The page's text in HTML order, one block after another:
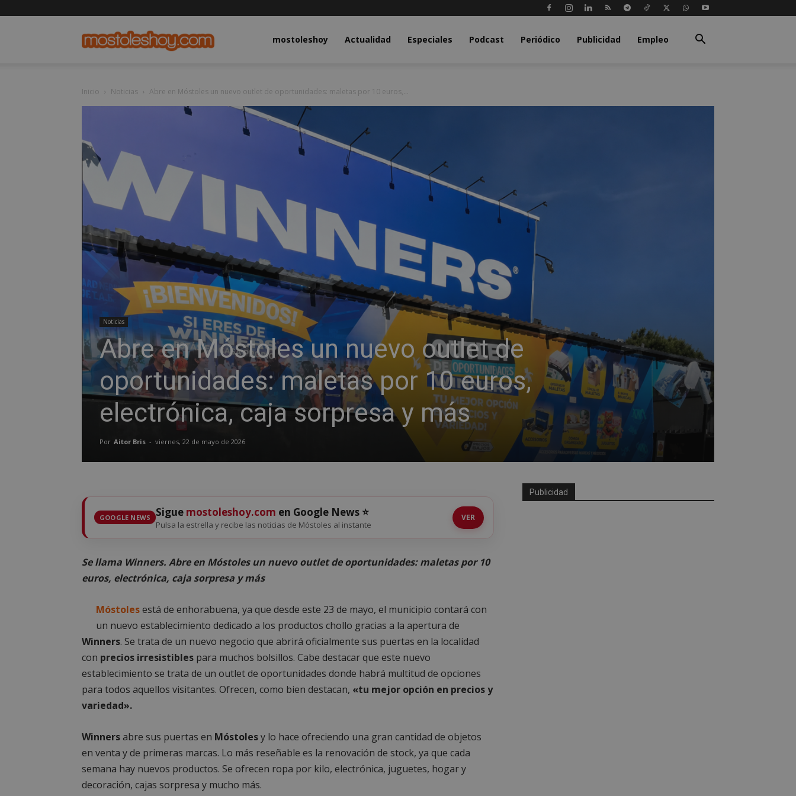
mostoleshoy.commostoleshoy Actualidad Especiales Podcast Periódico Publicidad Empleo
Inicio Noticias Abre en Móstoles un nuevo outlet de oportunidades: maletas por 10 euros,...
Noticias
Abre en Móstoles un nuevo outlet de
oportunidades: maletas por 10 euros,
electrónica, caja sorpresa y más
Por Aitor Bris - viernes, 22 de mayo de 2026
GOOGLE NEWS Sigue mostoleshoy.com en Google News ⭐
Pulsa la estrella y recibe las noticias de Móstoles al instante
VER
Se llama Winners. Abre en Móstoles un nuevo outlet de oportunidades: maletas por 10
euros, electrónica, caja sorpresa y más
Móstolesestá de enhorabuena, ya que desde este 23 de mayo, el municipio contará con
un nuevo establecimiento dedicado a los productos chollo gracias a la apertura de
Winners. Se trata de un nuevo negocio que abrirá oficialmente sus puertas en la localidad
con precios irresistibles para muchos bolsillos. Cabe destacar que este nuevo
establecimiento se trata de un outlet de oportunidades donde habrá multitud de opciones
para todos aquellos visitantes. Ofrecen, como bien destacan, «tu mejor opción en precios y
variedad».
Winnersabre sus puertas en Móstolesy lo hace ofreciendo una gran cantidad de objetos
en venta y de primeras marcas. Lo más reseñable es la renovación de stock, ya que cada
semana hay nuevos productos. Se ofrecen ropa por kilo, electrónica, juguetes, hogar y
decoración, cajas sorpresa y mucho más.
Publicidad